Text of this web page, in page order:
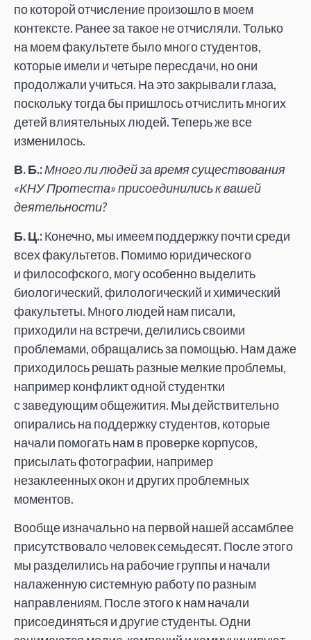
по которой отчисление произошло в моем
контексте. Ранее за такое не отчисляли. Только
на моем факультете было много студентов,
которые имели и четыре пересдачи, но они
продолжали учиться. На это закрывали глаза,
поскольку тогда бы пришлось отчислить многих
детей влиятельных людей. Теперь же все
изменилось.
В. Б.:Много ли людей за время существования
«КНУ Протеста» присоединились к вашей
деятельности?
Б. Ц.:Конечно, мы имеем поддержку почти среди
всех факультетов. Помимо юридического
и философского, могу особенно выделить
биологический, филологический и химический
факультеты. Много людей нам писали,
приходили на встречи, делились своими
проблемами, обращались за помощью. Нам даже
приходилось решать разные мелкие проблемы,
например конфликт одной студентки
с заведующим общежития. Мы действительно
опирались на поддержку студентов, которые
начали помогать нам в проверке корпусов,
присылать фотографии, например
незаклеенных окон и других проблемных
моментов.
Вообще изначально на первой нашей ассамблее
присутствовало человек семьдесят. После этого
мы разделились на рабочие группы и начали
налаженную системную работу по разным
направлениям. После этого к нам начали
присоединяться и другие студенты. Одни